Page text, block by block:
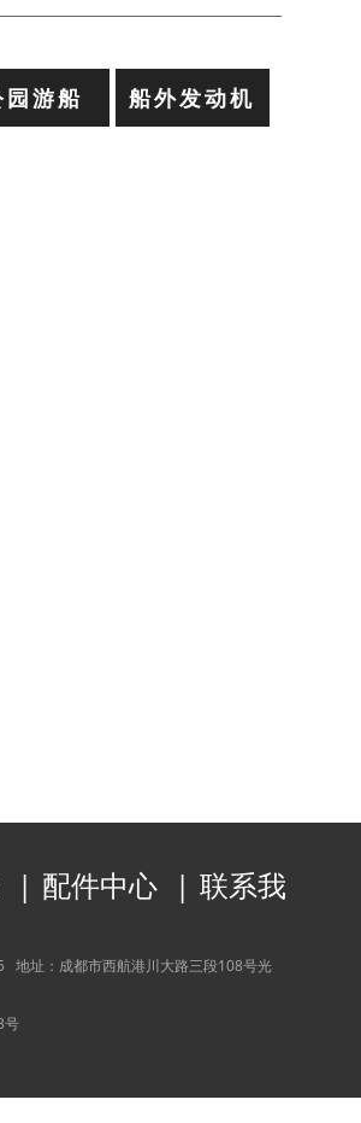
园游船 船外发动机
| 配件中心 | 联系我
地址： 成都市西航港川大路三段108号光
号